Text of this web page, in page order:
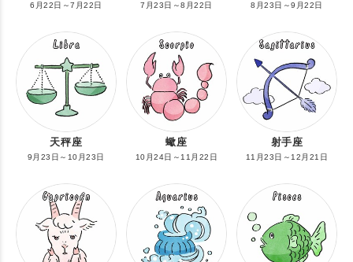
6月22日～7月22日 7月23日～8月22日 8月23日～9月22日
天秤座
9月23日～10月23日
蠍座
10月24日～11月22日
射手座
11月23日～12月21日